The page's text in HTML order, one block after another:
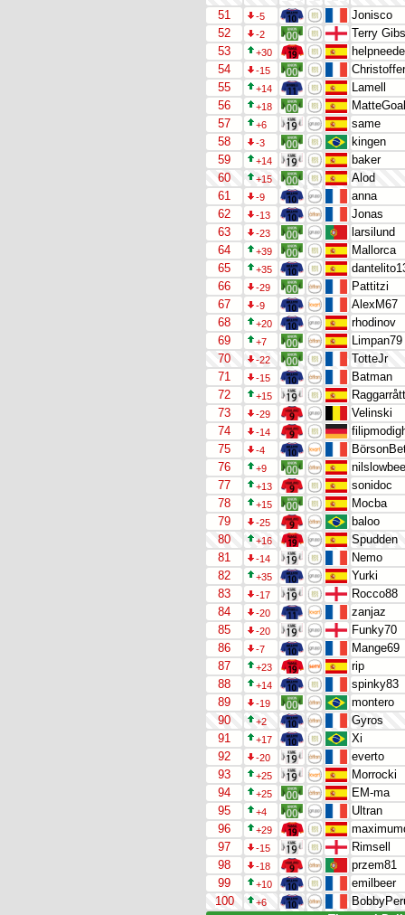
51
-5
Jonisco
52
-2
Terry
53
+30
54
-15
55
+14
Lamell
56
+18
MatteGoal
57
+6
same
58
-3
kingen
59
+14
baker
60
+15
Alod
61
-9
anna
62
-13
Jonas
63
-23
larsilund
64
+39
Mallorca
65
+35
66
-29
Pattitzi
67
-9
AlexM67
68
+20
rhodinov
69
+7
Limpan79
70
-22
TotteJr
71
-15
Batman
72
+15
73
-29
Velinski
74
-14
75
-4
76
+9
77
+13
sonidoc
78
+15
Mocba
79
-25
baloo
80
+16
Spudden
81
-14
Nemo
82
+35
Yurki
83
-17
Rocco88
84
-20
zanjaz
85
-20
Funky70
86
-7
Mange69
87
+23
rip
88
+14
spinky83
89
-19
montero
90
+2
Gyros
91
+17
Xi
92
-20
everto
93
+25
Morrocki
94
+25
EM-ma
95
+4
Ultran
96
+29
97
-15
Rimsell
98
-18
przem81
99
+10
emilbeer
100
+6